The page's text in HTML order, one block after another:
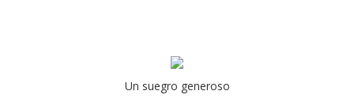
Un suegro generoso